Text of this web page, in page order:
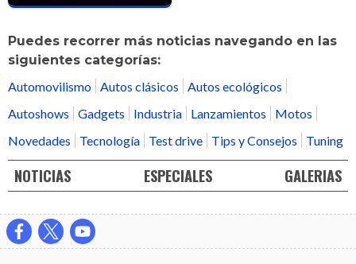
Puedes recorrer más noticias navegando en las
siguientes categorías:
Automovilismo Autos clásicos
Autos ecológicos
Autoshows
Gadgets Industria Lanzamientos
Motos
Novedades
Tecnología Test drive Tips y Consejos Tuning
NOTICIAS ESPECIALES GALERIAS